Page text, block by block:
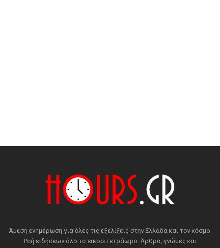
Άμεση ενημέρωση για όλες τις εξελίξεις στην Ελλάδα και τον κόσμο.
Ροή ειδήσεων όλο το εικοσιτετράωρο. Άρθρα, γνώμες και